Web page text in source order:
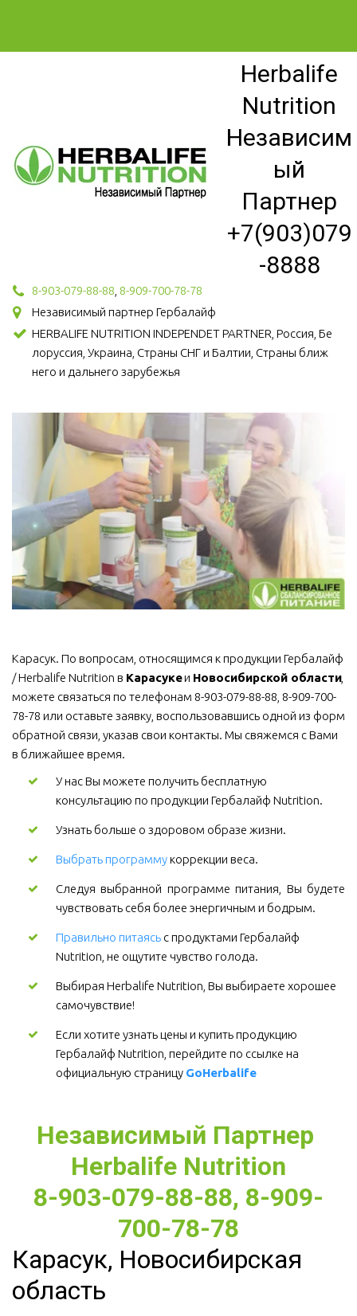
Herbalife
Nutrition
Независим
ый
Партнер
+7(903)079
-8888
8-903-079-88-88 8-909-700-78-78
Независимый партнер Гербалайф
HERBALIFE NUTRITION INDEPENDET PARTNER, Россия, Бе
лоруссия, Украина, Страны СНГ и Балтии, Страны ближ
него и дальнего зарубежья
Карасук. По вопросам, относящимся к продукции Гербалайф
/ Herbalife Nutrition в Карасуке и Новосибирской области,
можете связаться по телефонам 8-903-079-88-88, 8-909-700-
78-78 или оставьте заявку, воспользовавшись одной из форм
обратной связи, указав свои контакты. Мы свяжемся с Вами
в ближайшее время.
У нас Вы можете получить бесплатную
консультацию по продукции Гербалайф Nutrition.
Узнать больше о здоровом образе жизни.
Выбрать программукоррекции веса.
Следуя выбранной программе питания, Вы будете
чувствовать себя более энергичным и бодрым.
Правильно питаясь с продуктами Гербалайф
Nutrition, не ощутите чувство голода.
Выбирая Herbalife Nutrition, Вы выбираете хорошее
самочувствие!
Если хотите узнать цены и купить продукцию
Гербалайф Nutrition, перейдите по ссылке на
официальную страницу GoHerbalife
Независимый Партнер
Herbalife Nutrition
8-903-079-88-88, 8-909-
700-78-78
Карасук, Новосибирская
область